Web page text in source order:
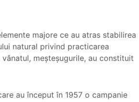
majore ce au atras stabilirea
natural privind practicarea
meșteșugurile, au constituit
au început în 1957 o campanie